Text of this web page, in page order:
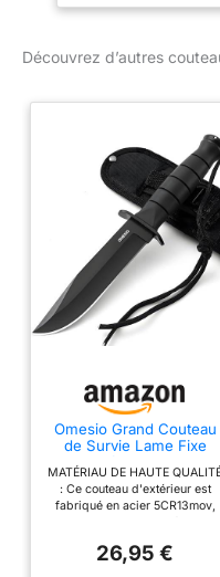
Découvrez d’autres
Omesio Grand Couteau
de Survie Lame Fixe
Bushcraft Noir Fourreau
Nylon
MATÉRIAU DE HAUTE
: Ce couteau d'extérieur est
fabriqué en acier 5CR13mov,
performances fiables lors de
26,95 €